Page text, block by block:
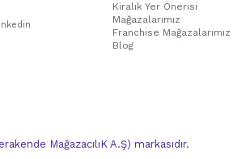
Kiralık Yer Önerisi
Mağazalarımız
Franchise Mağazalarımız
Blog
MağazacılıK A.Ş) markasıdır.